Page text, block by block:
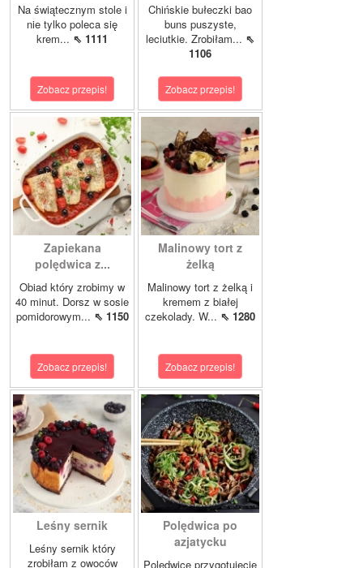
Na świątecznym stole i
nie tylko poleca się
krem... ⇖ 1111
Zobacz przepis!
Chińskie bułeczki bao
buns puszyste,
leciutkie. Zrobiłam... ⇖
1106
Zobacz przepis!
Zapiekana
polędwica z...
Obiad który zrobimy w
40 minut. Dorsz w sosie
pomidorowym... ⇖ 1150
Zobacz przepis!
Malinowy tort z
żelką
Malinowy tort z żelką i
kremem z białej
czekolady. W... ⇖ 1280
Zobacz przepis!
Leśny sernik
Leśny sernik który
zrobiłam z owoców
Polędwica po
azjatycku
Polędwicę przygotujecie